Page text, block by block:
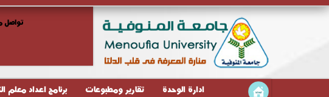
تواصل
ادارة الوحدة تقارير ومطبوعات برنامج اعداد معلم